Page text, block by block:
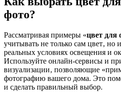
фото?
Рассматривая примеры «цвет для
учитывать не только сам цвет‚ но
реальных условиях освещения и
Используйте онлайн-сервисы и
визуализации‚ позволяющие
фотографию вашего дома. Это
и сделать правильный выбор.